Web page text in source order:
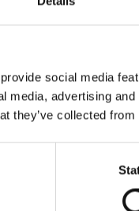
social media
media, advertising
they’ve collected
mit der vaylens
ist neuer